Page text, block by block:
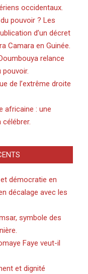
occidentaux.
pouvoir ? Les
d’un décret
Camara en Guinée.
relance
de l’extrême droite
africaine : une
et démocratie en
décalage avec les
symbole des
Faye veut-il
et dignité